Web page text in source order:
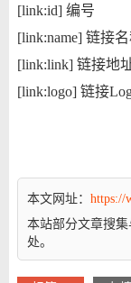
[link:id] 编号
[link:name] 链接
[link:link] 链接地
[link:logo] 链接
本文网址： https://
本站部分文章搜
处。